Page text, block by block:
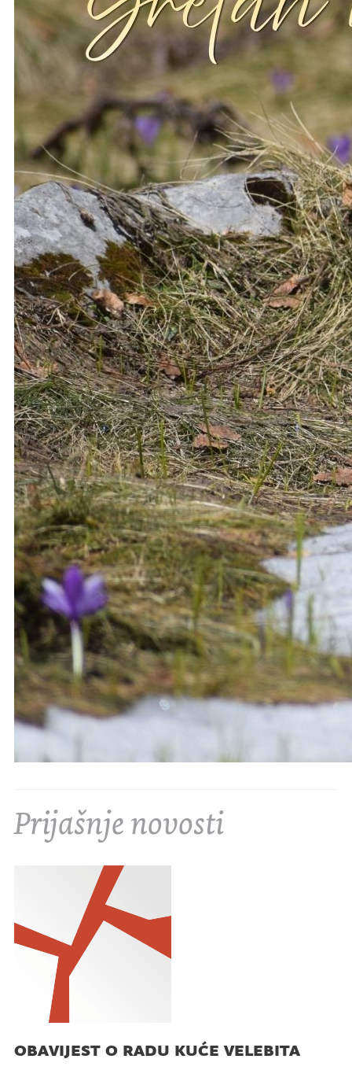
Prijašnje novosti
obavijest o radu kuće velebita